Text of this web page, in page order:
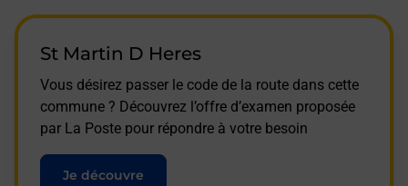
St Martin D Heres
Vous désirez passer le code de la route dans cette
commune ? Découvrez l’offre d’examen proposée
par La Poste pour répondre à votre besoin
Je découvre